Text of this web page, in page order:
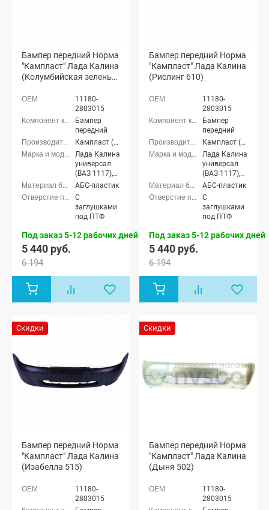
Бампер передний Норма
"Кампласт" Лада Калина
(Колумбийская зелень
11180-
2803015
Бампер
передний
Кампласт (г. Набережные Челны)
Лада Калина
универсал
(ВАЗ 1117),
Лада Калина
седан (ВАЗ
1118), Лада
Калина
хэтчбек (ВАЗ
1119)
АБС-пластик
С
заглушками
под ПТФ
Под заказ 5-12 рабочих дней
5 440 руб.
6 194
Бампер передний Норма
"Кампласт" Лада Калина
(Рислинг 610)
11180-
2803015
Бампер
передний
Кампласт (г. Набережные Челны)
Лада Калина
универсал
(ВАЗ 1117),
Лада Калина
седан (ВАЗ
1118), Лада
Калина
хэтчбек (ВАЗ
1119)
АБС-пластик
С
заглушками
под ПТФ
Под заказ 5-12 рабочих дней
5 440 руб.
6 194
Скидки
Бампер передний Норма
"Кампласт" Лада Калина
(Изабелла 515)
11180-
2803015
Скидки
Бампер передний Норма
"Кампласт" Лада Калина
(Дыня 502)
11180-
2803015